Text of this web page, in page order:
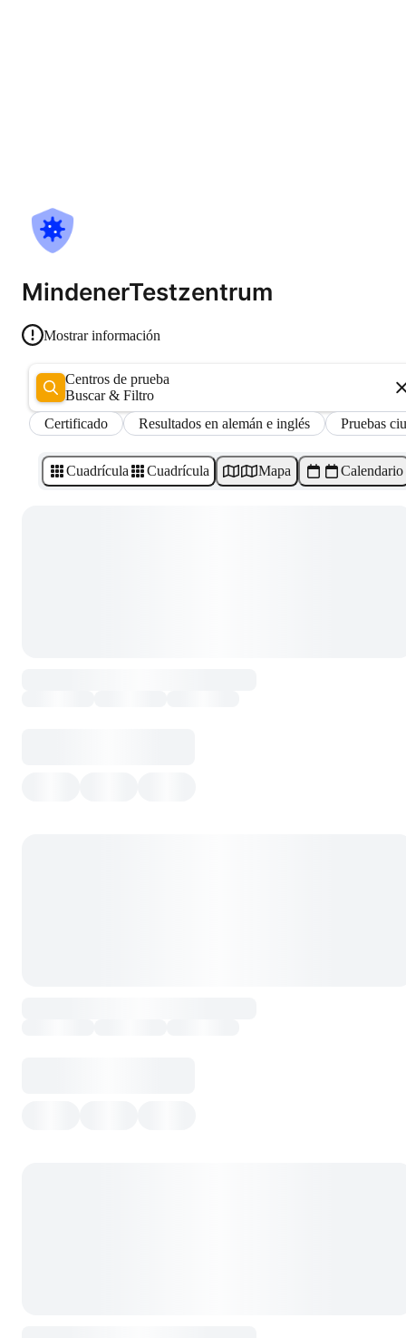
MindenerTestzentrum
Mostrar información
Centros de prueba
Buscar & Filtro
Certificado
Resultados en alemán e inglés Pruebas
Cuadrícula Cuadrícula Mapa Calendario